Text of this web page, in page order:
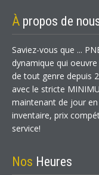
À propos de
Saviez-vous que ...
dynamique qui
de tout genre depuis
avec le stricte
maintenant de jour
inventaire, prix
service!
Nos Heures